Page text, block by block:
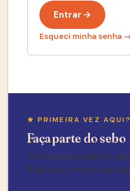
Entrar
Esqueci minha senha →
★ PRIMEIRA VEZ AQUI?
Faça parte do sebo
Acompanhe pedidos,
finalize a compra mais